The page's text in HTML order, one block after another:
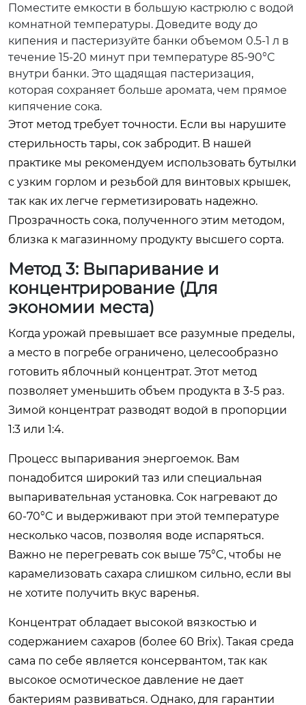
Поместите емкости в большую кастрюлю с водой
комнатной температуры. Доведите воду до
кипения и пастеризуйте банки объемом 0.5-1 л в
течение 15-20 минут при температуре 85-90°C
внутри банки. Это щадящая пастеризация,
которая сохраняет больше аромата, чем прямое
кипячение сока.
Этот метод требует точности. Если вы нарушите
стерильность тары, сок забродит. В нашей
практике мы рекомендуем использовать бутылки
с узким горлом и резьбой для винтовых крышек,
так как их легче герметизировать надежно.
Прозрачность сока, полученного этим методом,
близка к магазинному продукту высшего сорта.
Метод 3: Выпаривание и
концентрирование (Для
экономии места)
Когда урожай превышает все разумные пределы,
а место в погребе ограничено, целесообразно
готовить яблочный концентрат. Этот метод
позволяет уменьшить объем продукта в 3-5 раз.
Зимой концентрат разводят водой в пропорции
1:3 или 1:4.
Процесс выпаривания энергоемок. Вам
понадобится широкий таз или специальная
выпаривательная установка. Сок нагревают до
60-70°C и выдерживают при этой температуре
несколько часов, позволяя воде испаряться.
Важно не перегревать сок выше 75°C, чтобы не
карамелизовать сахара слишком сильно, если вы
не хотите получить вкус варенья.
Концентрат обладает высокой вязкостью и
содержанием сахаров (более 60 Brix). Такая среда
сама по себе является консервантом, так как
высокое осмотическое давление не дает
бактериям развиваться. Однако, для гарантии